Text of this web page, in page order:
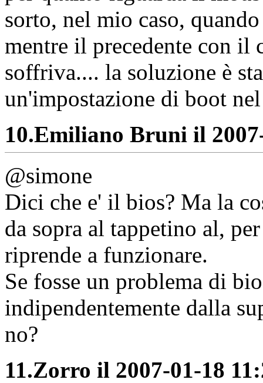
sorto, nel mio caso,
mentre il precedente con il
soffriva.... la soluzione è
un'impostazione di boot
10.Emiliano Bruni il
@simone
Dici che e' il bios? Ma la
da sopra al tappetino al,
riprende a funzionare.
Se fosse un problema di
indipendentemente dalla
no?
11.Zorro il 2007-01-18